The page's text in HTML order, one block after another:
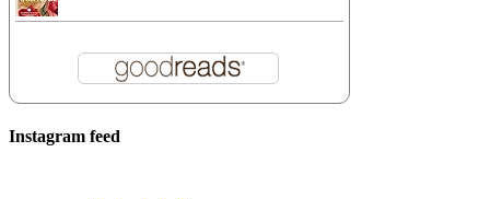
Instagram feed